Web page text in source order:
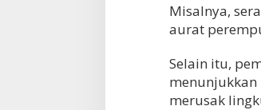
Misalnya,
aurat
Selain itu,
merusak